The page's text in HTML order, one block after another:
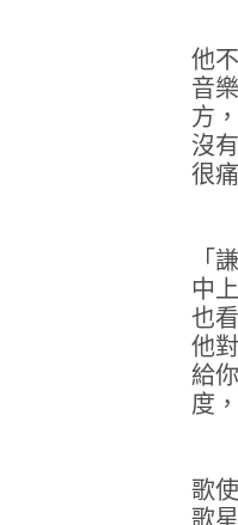
信
他
音
方
沒
很
過
「
中
也
他
給
度
同
歌
歌